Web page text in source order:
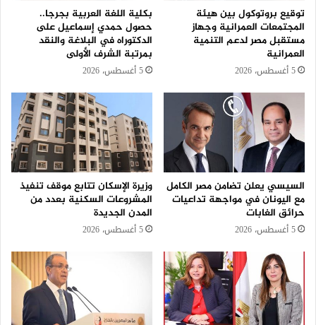
توقيع بروتوكول بين هيئة
المجتمعات العمرانية وجهاز
مستقبل مصر لدعم التنمية
العمرانية
5 أغسطس، 2026
بكلية اللغة العربية بجرجا..
حصول حمدي إسماعيل على
الدكتوراه في البلاغة والنقد
بمرتبة الشرف الأولى
5 أغسطس، 2026
السيسي يعلن تضامن مصر الكامل
مع اليونان في مواجهة تداعيات
حرائق الغابات
5 أغسطس، 2026
وزيرة الإسكان تتابع موقف تنفيذ
المشروعات السكنية بعدد من
المدن الجديدة
5 أغسطس، 2026